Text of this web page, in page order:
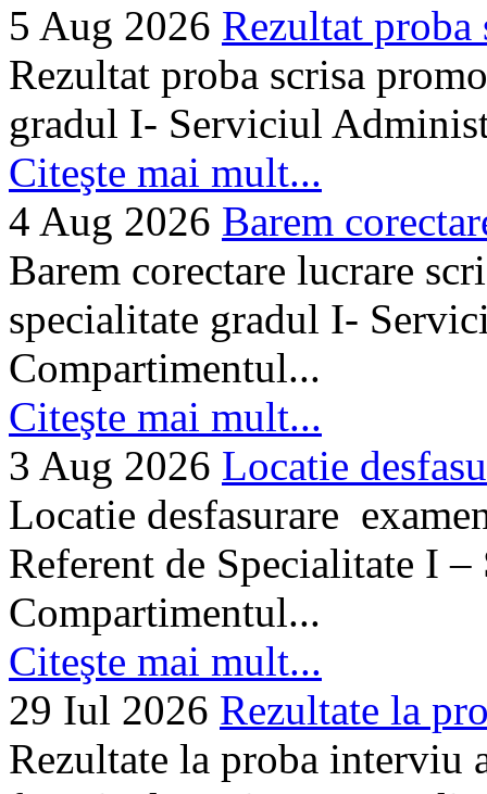
5 Aug 2026 Rezultat proba
Rezultat proba scrisa
gradul I- Serviciul
Citeşte mai mult...
4 Aug 2026 Barem
Barem corectare lucrare
specialitate gradul I-
Compartimentul...
Citeşte mai mult...
3 Aug 2026 Locatie
Locatie desfasurare
Referent de Specialitate I
Compartimentul...
Citeşte mai mult...
29 Iul 2026 Rezultate la
Rezultate la proba interviu